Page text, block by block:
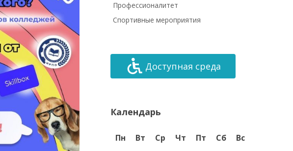
Профессионалитет
Спортивные мероприятия
Доступная среда
Календарь
Пн Вт Ср Чт Пт Сб
Вс